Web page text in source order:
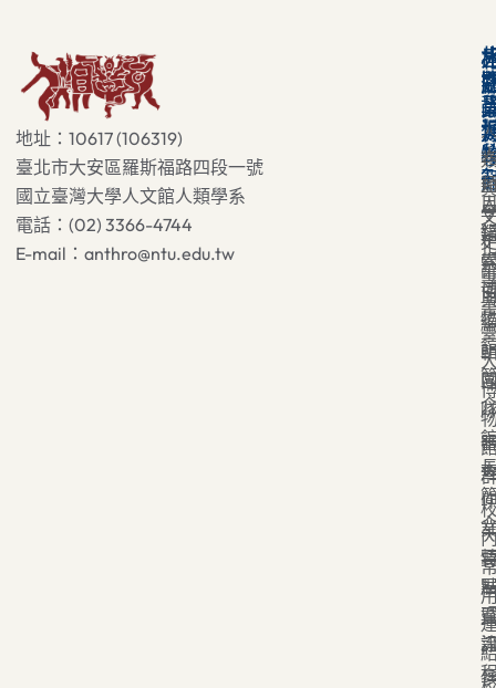
地址：10617 (106319)
臺北市大安區羅斯福路四段一號
國立臺灣大學人文館人類學系
電話：(02) 3366-4744
E-mail：anthro@ntu.edu.tw